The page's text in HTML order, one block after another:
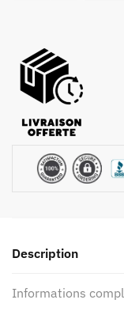
Description
Informations